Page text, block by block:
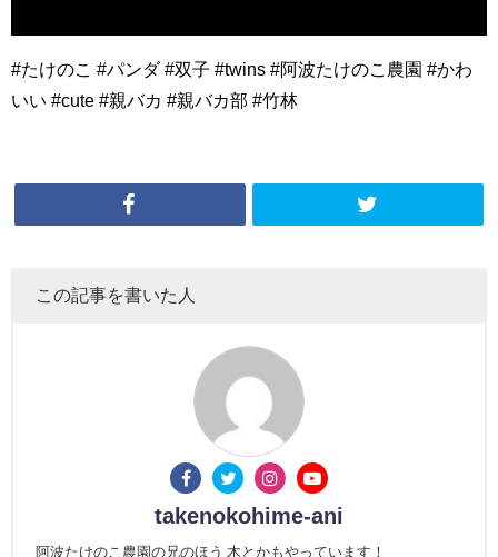
#たけのこ #パンダ #双子 #twins #阿波たけのこ農園 #かわ
いい #cute #親バカ #親バカ部 #竹林
この記事を書いた人
takenokohime-ani
阿波たけのこ農園の兄のほう 木とかもやっています！